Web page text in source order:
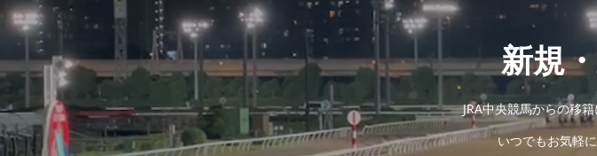
新規
JRA中央競馬からの移
いつでもお気軽